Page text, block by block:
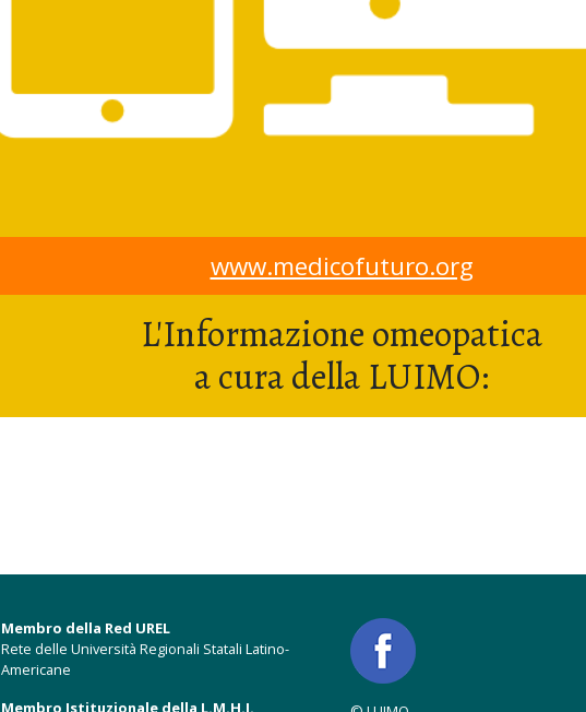
www.medicofuturo.org
L'Informazione omeopatica
a cura della LUIMO:
Membro della Red UREL
Rete delle Università Regionali Statali Latino-
Americane
Membro Istituzionale della L.M.H.I.